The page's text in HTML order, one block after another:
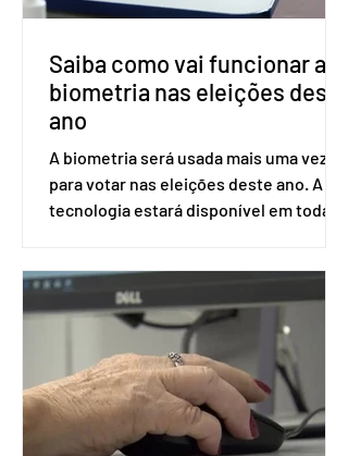
Conitec é um colegiado
Saiba como vai funcionar a
biometria nas eleições deste
ano
A biometria será usada mais uma vez
para votar nas eleições deste ano. A
tecnologia estará disponível em todas
Apesar da requisição, a biometria não é
obrigatória para exercer o direito ao
voto. Se o título estiver regular, o
eleitor pode votar mesmo sem ter
realizado esse cadastro. Neste caso,
será exigido o documento de
identificação para acesso à urna